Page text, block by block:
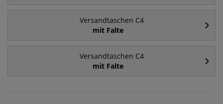
Versandtaschen C4
mit Falte
Versandtaschen C4
mit Falte